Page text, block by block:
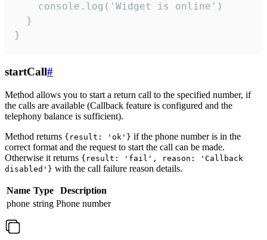
    console.log('Widget is online')
  }
}
startCall#
Method allows you to start a return call to the specified number, if
the calls are available (Callback feature is configured and the
telephony balance is sufficient).
Method returns {result: 'ok'} if the phone number is in the
correct format and the request to start the call can be made.
Otherwise it returns {result: 'fail', reason: 'Callback
disabled'} with the call failure reason details.
Name Type
Description
phone string Phone number